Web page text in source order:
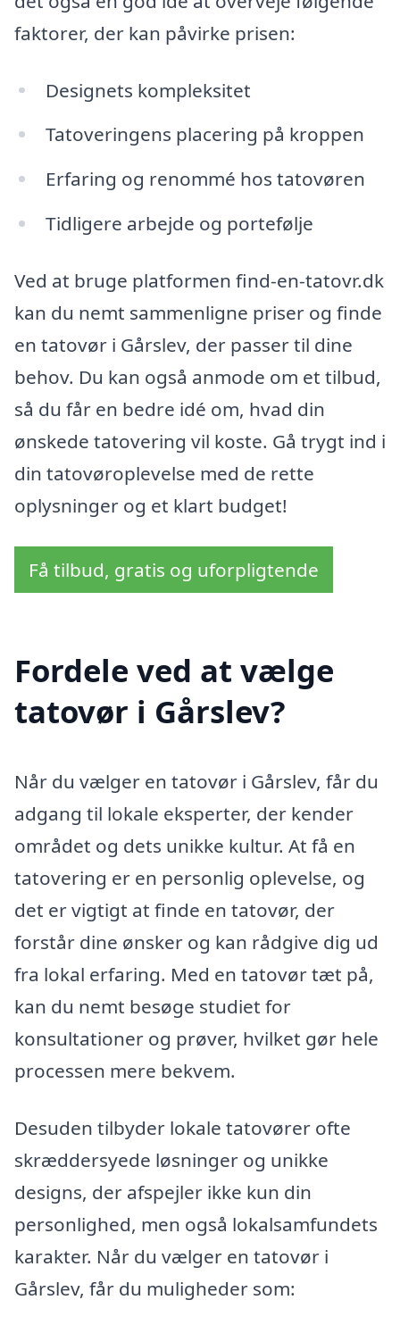
faktorer, der kan påvirke prisen:
Designets kompleksitet
Tatoveringens placering på kroppen
Erfaring og renommé hos tatovøren
Tidligere arbejde og portefølje
Ved at bruge platformen find-en-tatovr.dk
kan du nemt sammenligne priser og finde
en tatovør i Gårslev, der passer til dine
behov. Du kan også anmode om et tilbud,
så du får en bedre idé om, hvad din
ønskede tatovering vil koste. Gå trygt ind i
din tatovøroplevelse med de rette
oplysninger og et klart budget!
Få tilbud, gratis og uforpligtende
Fordele ved at vælge
tatovør i Gårslev?
Når du vælger en tatovør i Gårslev, får du
adgang til lokale eksperter, der kender
området og dets unikke kultur. At få en
tatovering er en personlig oplevelse, og
det er vigtigt at finde en tatovør, der
forstår dine ønsker og kan rådgive dig ud
fra lokal erfaring. Med en tatovør tæt på,
kan du nemt besøge studiet for
konsultationer og prøver, hvilket gør hele
processen mere bekvem.
Desuden tilbyder lokale tatovører ofte
skræddersyede løsninger og unikke
designs, der afspejler ikke kun din
personlighed, men også lokalsamfundets
karakter. Når du vælger en tatovør i
Gårslev, får du muligheder som: